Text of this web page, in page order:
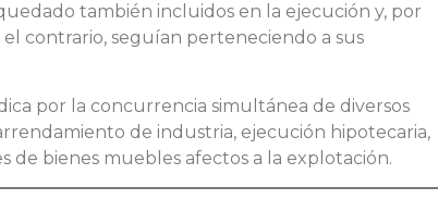
también incluidos en la ejecución y, por
contrario, seguían perteneciendo a sus
por la concurrencia simultánea de diversos
de industria, ejecución hipotecaria,
de bienes muebles afectos a la explotación.